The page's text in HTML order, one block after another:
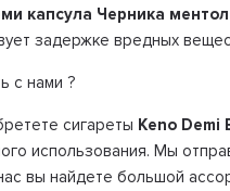
капсула Черника ментол
задержке вредных
с нами ?
сигареты Keno Demi
использования. Мы
вы найдете большой